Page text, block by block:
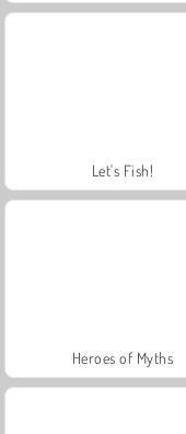
Let's Fish!
Heroes of Myths